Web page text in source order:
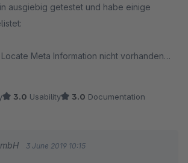
ausgiebig getestet und habe einige
Meta Information nicht vorhanden
für Kategorien wäre super
3.0 Usability 3.0 Documentation
3 June 2019 10:15